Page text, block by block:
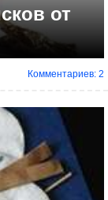
от
Комментариев: 2